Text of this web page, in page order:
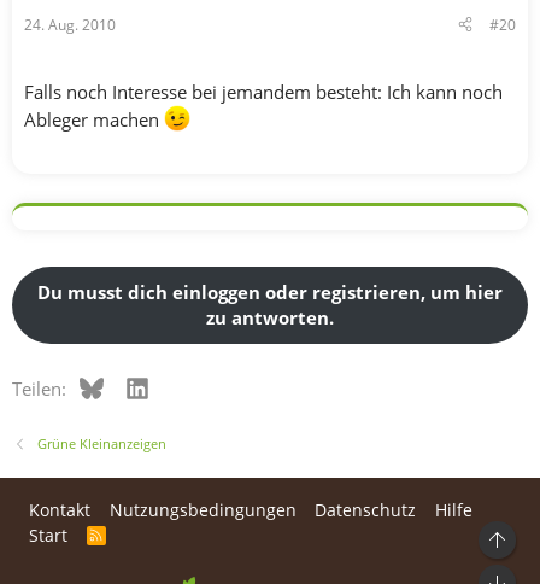
24. Aug. 2010 #20
Falls noch Interesse bei jemandem besteht: Ich kann noch
Ableger machen
Du musst dich einloggen oder registrieren, um hier
zu antworten.
Teilen: BlueskyLinkedIn
Grüne Kleinanzeigen
Kontakt Nutzungsbedingungen Datenschutz
Hilfe
Start
R